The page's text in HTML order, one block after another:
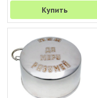
Купить